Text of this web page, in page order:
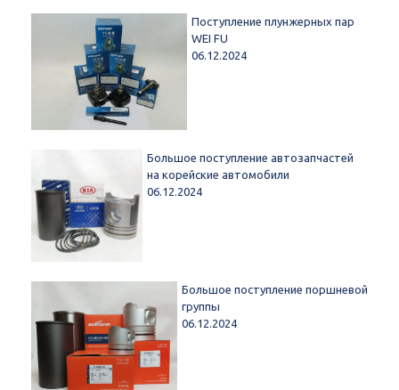
Поступление плунжерных пар
WEI FU
06.12.2024
Большое поступление автозапчастей
на корейские автомобили
06.12.2024
Большое поступление поршневой
группы
06.12.2024